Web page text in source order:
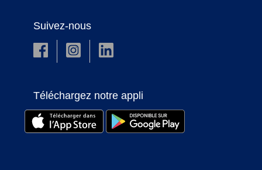
Suivez-nous
Téléchargez notre appli